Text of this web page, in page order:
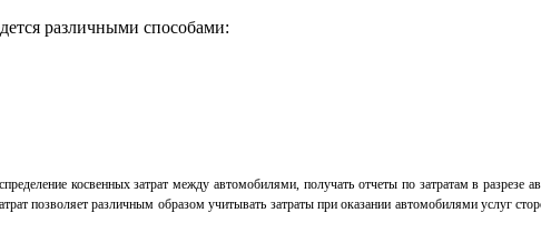
различными способами:
косвенных затрат между автомобилями, получать отчеты по затратам в разрезе
позволяет различным образом учитывать затраты при оказании автомобилями услуг